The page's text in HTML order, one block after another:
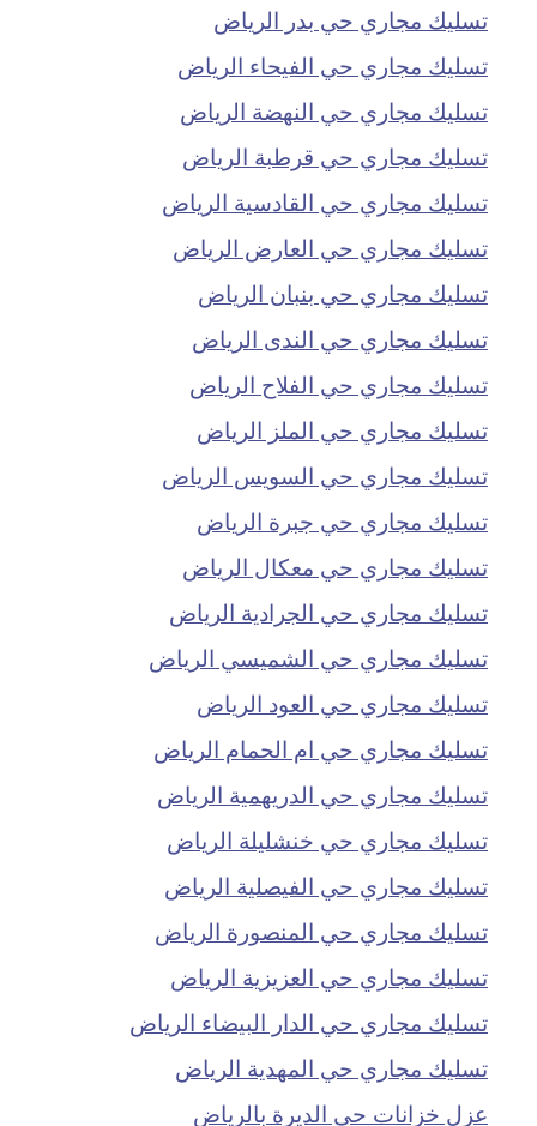
تسليك مجاري حي بدر الرياض
تسليك مجاري حي الفيحاء الرياض
تسليك مجاري حي النهضة الرياض
تسليك مجاري حي قرطبة الرياض
تسليك مجاري حي القادسية الرياض
تسليك مجاري حي العارض الرياض
تسليك مجاري حي بنبان الرياض
تسليك مجاري حي الندى الرياض
تسليك مجاري حي الفلاح الرياض
تسليك مجاري حي الملز الرياض
تسليك مجاري حي السويس الرياض
تسليك مجاري حي جبرة الرياض
تسليك مجاري حي معكال الرياض
تسليك مجاري حي الجرادية الرياض
تسليك مجاري حي الشميسي الرياض
تسليك مجاري حي العود الرياض
تسليك مجاري حي ام الحمام الرياض
تسليك مجاري حي الدريهمية الرياض
تسليك مجاري حي خنشليلة الرياض
تسليك مجاري حي الفيصلية الرياض
تسليك مجاري حي المنصورة الرياض
تسليك مجاري حي العزيزية الرياض
تسليك مجاري حي الدار البيضاء الرياض
تسليك مجاري حي المهدية الرياض
عزل خزانات حي الديرة بالرياض